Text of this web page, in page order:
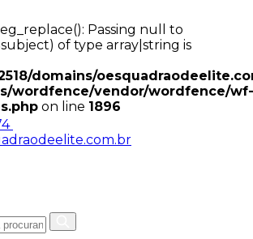
Passing null to
of type array|string is
domains/
wordfence/vendor/wordfence/wf-
on line 1896